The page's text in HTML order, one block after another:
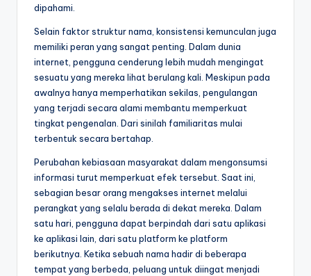
dipahami.
Selain faktor struktur nama, konsistensi kemunculan juga
memiliki peran yang sangat penting. Dalam dunia
internet, pengguna cenderung lebih mudah mengingat
sesuatu yang mereka lihat berulang kali. Meskipun pada
awalnya hanya memperhatikan sekilas, pengulangan
yang terjadi secara alami membantu memperkuat
tingkat pengenalan. Dari sinilah familiaritas mulai
terbentuk secara bertahap.
Perubahan kebiasaan masyarakat dalam mengonsumsi
informasi turut memperkuat efek tersebut. Saat ini,
sebagian besar orang mengakses internet melalui
perangkat yang selalu berada di dekat mereka. Dalam
satu hari, pengguna dapat berpindah dari satu aplikasi
ke aplikasi lain, dari satu platform ke platform
berikutnya. Ketika sebuah nama hadir di beberapa
tempat yang berbeda, peluang untuk diingat menjadi